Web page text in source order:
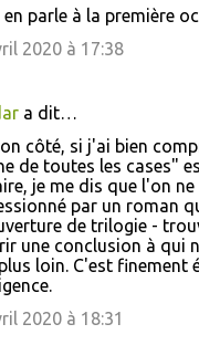
en parle à la première
2020 à 17:38
a dit…
côté, si j'ai bien
de toutes les cases"
je me dis que l'on
par un roman
de trilogie -
une conclusion à qui
loin. C'est finement
2020 à 18:31